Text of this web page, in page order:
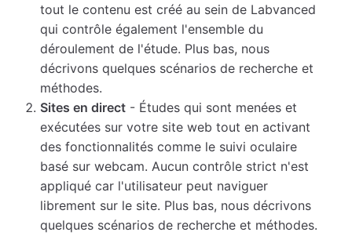
tout le contenu est créé au sein de Labvanced
qui contrôle également l'ensemble du
déroulement de l'étude. Plus bas, nous
décrivons quelques scénarios de recherche et
méthodes.
Sites en direct - Études qui sont menées et
exécutées sur votre site web tout en activant
des fonctionnalités comme le suivi oculaire
basé sur webcam. Aucun contrôle strict n'est
appliqué car l'utilisateur peut naviguer
librement sur le site. Plus bas, nous décrivons
quelques scénarios de recherche et méthodes.